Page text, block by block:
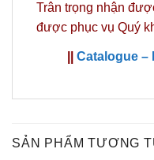
Trân trọng nhận
được phục vụ Quý
Catalogue –
SẢN PHẨM TƯƠNG